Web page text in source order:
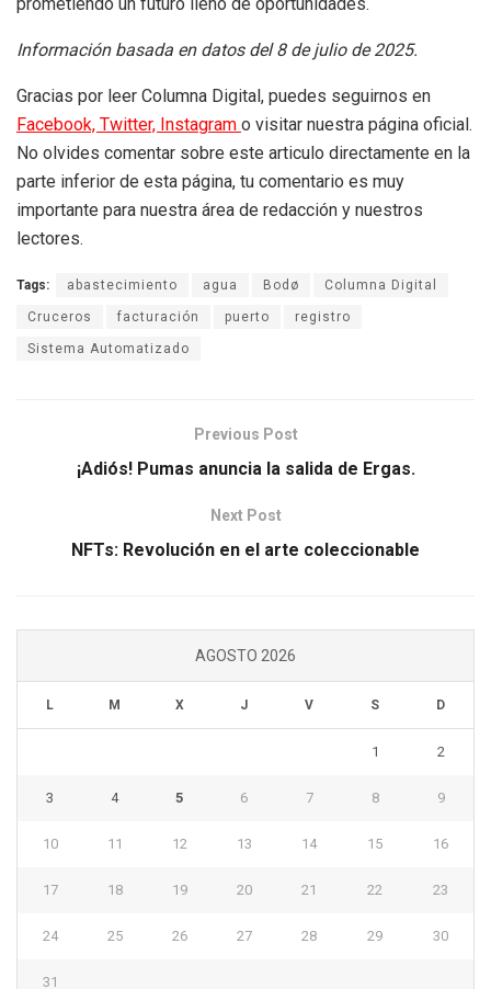
prometiendo un futuro lleno de oportunidades.
Información basada en datos del 8 de julio de 2025.
Gracias por leer Columna Digital, puedes seguirnos en
Facebook, Twitter, Instagram o visitar nuestra página oficial.
No olvides comentar sobre este articulo directamente en la
parte inferior de esta página, tu comentario es muy
importante para nuestra área de redacción y nuestros
lectores.
Tags: abastecimiento agua Bodø Columna Digital
Cruceros facturación puerto registro
Sistema Automatizado
Previous Post
¡Adiós! Pumas anuncia la salida de Ergas.
Next Post
NFTs: Revolución en el arte coleccionable
AGOSTO 2026
L M X J V S D
1 2
3 4 5 6 7 8 9
10 11 12 13 14 15 16
17 18 19 20 21 22 23
24 25 26 27 28 29 30
31